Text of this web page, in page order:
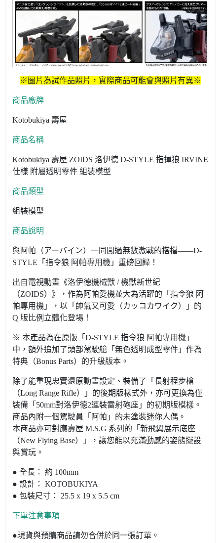
※圖片為試作品照片，實際商品可能會與照片有異※
商品廠牌
Kotobukiya 壽屋
商品名稱
Kotobukiya 壽屋 ZOIDS 洛伊德 D-STYLE 指揮狼 IRVINE
仕樣 附屬透明零件 組裝模型
商品類型
組裝模型
商品說明
與阿帕（アーバイン）一同闖過無數激戰的搭檔——D-
STYLE「指令狼 阿帕專用機」重磅回歸！
出自電視動畫《洛伊德機械獸 / 機獸新世紀
（ZOIDS）》，作為阿帕愛機並大為活躍的「指令狼 阿
帕專用機」，以「帥氣又可愛（カッコカワイク）」的
Q 版比例立體化登場！
※ 本產品為在原版「D-STYLE 指令狼 阿帕專用機」
中，額外追加了頭部駕駛艙「無色透明成型零件」作為
特典（Bonus Parts）的升級版本。
除了能重現忠實還原動畫設定、裝備了「長射程步槍
（Long Range Rifle）」的後期版樣式外，亦可更換為僅
裝備「50mm對洛伊德2連裝雷射砲座」的初期版模樣。
商品內附一個駕駛員「阿帕」的未塗裝迷你人偶。
本商品亦可對應壽屋 M.S.G 系列的「新飛翼展示底座
（New Flying Base）」，讓您能以充滿動感的姿態擺設
與賞玩。
● 全長： 約 100mm
● 設計： KOTOBUKIYA
● 包裝尺寸： 25.5 x 19 x 5.5 cm
下單注意事項
●現貨與預購商品請勿合併於同一張訂單。